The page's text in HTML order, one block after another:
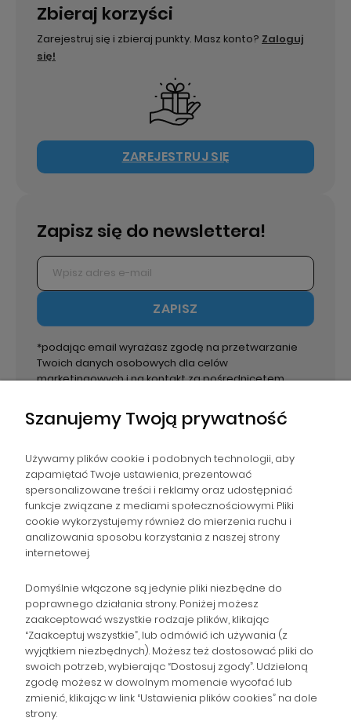
Zbieraj korzyści
Zarejestruj się i zbieraj punkty. Masz konto? Zaloguj
się!
ZAREJESTRUJ SIĘ
Zapisz się do newslettera!
ZAPISZ
*podając email wyrażasz zgodę na przetwarzanie
Twoich danych osobowych dla celów
marketingowych i na kontakt za pośrednicetem
NAWIGACJA
POMOC
ZAMÓWIENIA
POPULARNE KATEGORIE
Gromadzka 46
Zapisz się na Newsletter i
Szanujemy Twoją prywatność
Używamy plików cookie i podobnych technologii, aby
zapamiętać Twoje ustawienia, prezentować
spersonalizowane treści i reklamy oraz udostępniać
funkcje związane z mediami społecznościowymi. Pliki
cookie wykorzystujemy również do mierzenia ruchu i
analizowania sposobu korzystania z naszej strony
internetowej.
Domyślnie włączone są jedynie pliki niezbędne do
poprawnego działania strony. Poniżej możesz
zaakceptować wszystkie rodzaje plików, klikając
“Zaakceptuj wszystkie”, lub odmówić ich używania (z
wyjątkiem niezbędnych). Możesz też dostosować pliki do
swoich potrzeb, wybierając “Dostosuj zgody”. Udzieloną
zgodę możesz w dowolnym momencie wycofać lub
zmienić, klikając w link “Ustawienia plików cookies” na dole
strony.